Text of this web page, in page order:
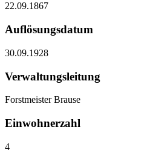
22.09.1867
Auflösungsdatum
30.09.1928
Verwaltungsleitung
Forstmeister Brause
Einwohnerzahl
4